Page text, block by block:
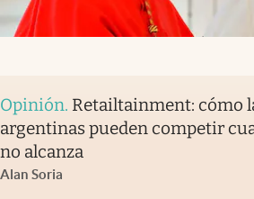
Opinión. Retailtainment: cómo
argentinas pueden competir
no alcanza
Alan Soria